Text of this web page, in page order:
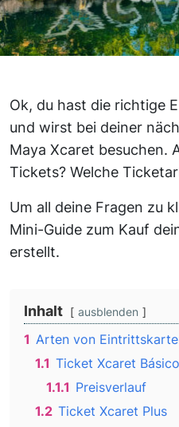
Ok, du hast die richtige
und wirst bei deiner
Maya Xcaret besuchen.
Tickets? Welche
Um all deine Fragen zu
Mini-Guide zum Kauf
erstellt.
Inhalt ausblenden
1 Arten von
1.1 Ticket Xcaret Básico
1.1.1 Preisverlauf
1.2 Ticket Xcaret Plus